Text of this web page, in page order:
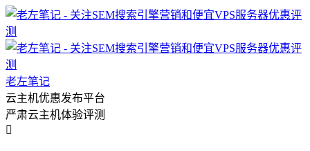
老左笔记
云主机优惠发布平台
严肃云主机体验评测
